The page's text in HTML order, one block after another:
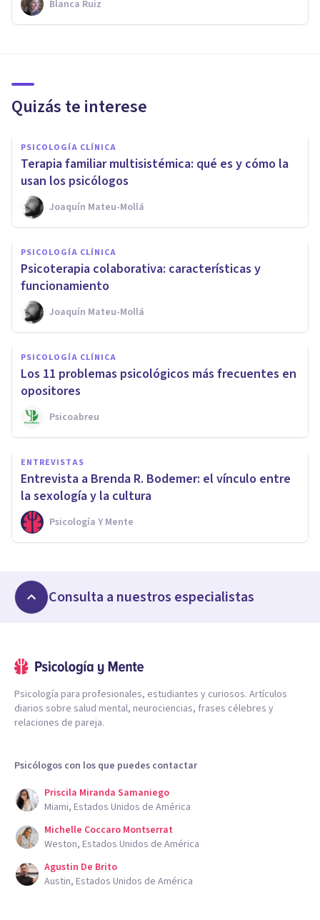
Blanca Ruiz
Quizás te interese
PSICOLOGÍA CLÍNICA
Terapia familiar multisistémica: qué es y cómo la
usan los psicólogos
Joaquín Mateu-Mollá
PSICOLOGÍA CLÍNICA
Psicoterapia colaborativa: características y
funcionamiento
Joaquín Mateu-Mollá
PSICOLOGÍA CLÍNICA
Los 11 problemas psicológicos más frecuentes en
opositores
Psicoabreu
ENTREVISTAS
Entrevista a Brenda R. Bodemer: el vínculo entre
la sexología y la cultura
Psicología Y Mente
Consulta a nuestros especialistas
Psicología para profesionales, estudiantes y curiosos. Artículos
diarios sobre salud mental, neurociencias, frases célebres y
relaciones de pareja.
Psicólogos con los que puedes contactar
Priscila Miranda Samaniego
Miami, Estados Unidos de América
Michelle Coccaro Montserrat
Weston, Estados Unidos de América
Agustin De Brito
Austin, Estados Unidos de América